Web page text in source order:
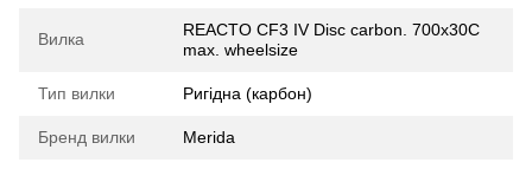
Вилка
REACTO CF3 IV Disc carbon. 700x30C
max. wheelsize
Тип вилки Ригідна (карбон)
Бренд вилки Merida